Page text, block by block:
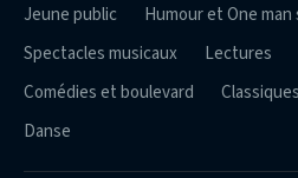
Jeune public
Humour et One man
Spectacles musicaux
Lectures
Comédies et boulevard
Classiques
Danse